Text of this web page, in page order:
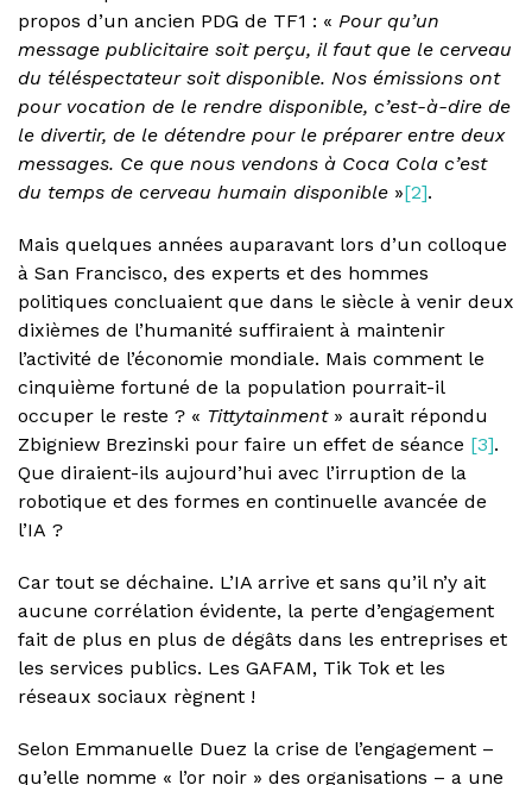
propos d’un ancien PDG de TF1 : « Pour qu’un
message publicitaire soit perçu, il faut que le cerveau
du téléspectateur soit disponible. Nos émissions ont
pour vocation de le rendre disponible, c’est-à-dire de
le divertir, de le détendre pour le préparer entre deux
messages. Ce que nous vendons à Coca Cola c’est
du temps de cerveau humain disponible »[2].
Mais quelques années auparavant lors d’un colloque
à San Francisco, des experts et des hommes
politiques concluaient que dans le siècle à venir deux
dixièmes de l’humanité suffiraient à maintenir
l’activité de l’économie mondiale. Mais comment le
cinquième fortuné de la population pourrait-il
occuper le reste ? « Tittytainment» aurait répondu
Zbigniew Brezinski pour faire un effet de séance [3].
Que diraient-ils aujourd’hui avec l’irruption de la
robotique et des formes en continuelle avancée de
l’IA ?
Car tout se déchaine. L’IA arrive et sans qu’il n’y ait
aucune corrélation évidente, la perte d’engagement
fait de plus en plus de dégâts dans les entreprises et
les services publics. Les GAFAM, Tik Tok et les
réseaux sociaux règnent !
Selon Emmanuelle Duez la crise de l’engagement –
qu’elle nomme « l’or noir » des organisations – a une